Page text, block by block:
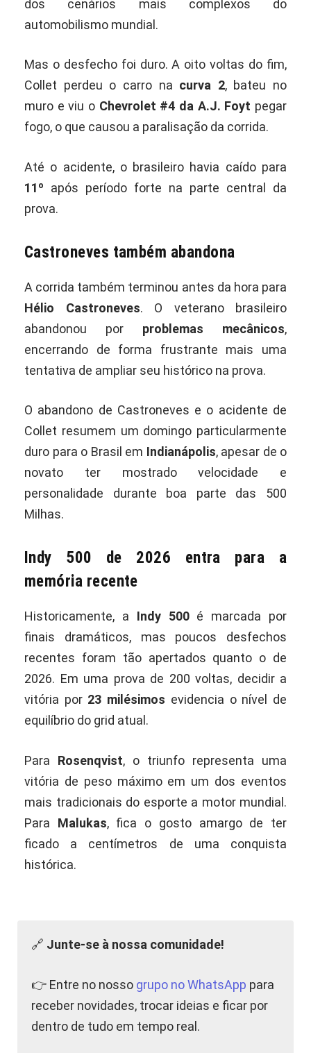
dos cenários mais complexos do
automobilismo mundial.
Mas o desfecho foi duro. A oito voltas do fim,
Collet perdeu o carro na curva 2, bateu no
muro e viu o Chevrolet #4 da A.J. Foyt pegar
fogo, o que causou a paralisação da corrida.
Até o acidente, o brasileiro havia caído para
11º após período forte na parte central da
prova.
Castroneves também abandona
A corrida também terminou antes da hora para
Hélio Castroneves. O veterano brasileiro
abandonou por problemas mecânicos,
encerrando de forma frustrante mais uma
tentativa de ampliar seu histórico na prova.
O abandono de Castroneves e o acidente de
Collet resumem um domingo particularmente
duro para o Brasil em Indianápolis, apesar de o
novato ter mostrado velocidade e
personalidade durante boa parte das 500
Milhas.
Indy 500 de 2026 entra para a
memória recente
Historicamente, a Indy 500é marcada por
finais dramáticos, mas poucos desfechos
recentes foram tão apertados quanto o de
2026. Em uma prova de 200 voltas, decidir a
vitória por 23 milésimos evidencia o nível de
equilíbrio do grid atual.
Para Rosenqvist, o triunfo representa uma
vitória de peso máximo em um dos eventos
mais tradicionais do esporte a motor mundial.
Para Malukas, fica o gosto amargo de ter
ficado a centímetros de uma conquista
histórica.
🔗 Junte-se à nossa comunidade!
👉 Entre no nosso grupo no WhatsApp para
receber novidades, trocar ideias e ficar por
dentro de tudo em tempo real.